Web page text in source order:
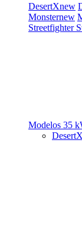
DesertXnew
Monsternew
Streetfighter
Modelos 35
DesertX